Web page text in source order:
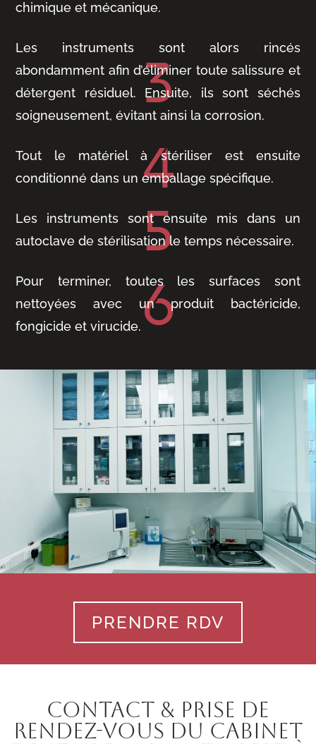
chimique et mécanique.
Les instruments sont alors rincés
abondamment afin d’éliminer toute salissure et
détergent résiduel. Ensuite, ils sont séchés
soigneusement, évitant ainsi la corrosion.
Tout le matériel à stériliser est ensuite
conditionné dans un emballage spécifique.
Les instruments sont ensuite mis dans un
autoclave de stérilisation le temps nécessaire.
Pour terminer, toutes les surfaces sont
nettoyées avec un produit bactéricide,
fongicide et virucide.
PRENDRE RDV
CONTACT & PRISE DE
RENDEZ-VOUS DU CABINET